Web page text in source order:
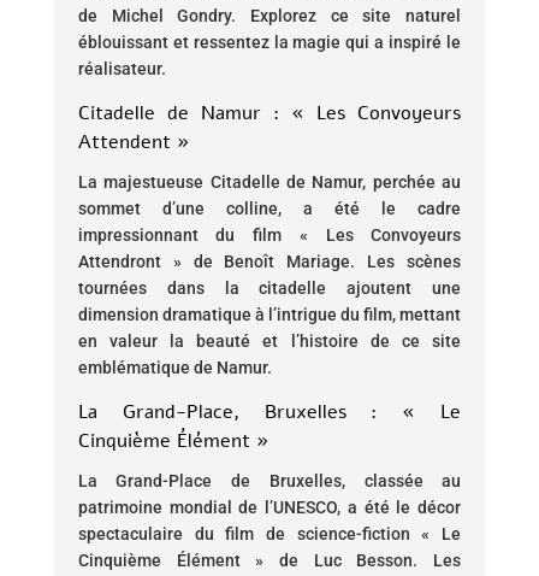
de Michel Gondry. Explorez ce site naturel
éblouissant et ressentez la magie qui a inspiré le
réalisateur.
Citadelle de Namur : « Les Convoyeurs
Attendent »
La majestueuse Citadelle de Namur, perchée au
sommet d’une colline, a été le cadre
impressionnant du film « Les Convoyeurs
Attendront » de Benoît Mariage. Les scènes
tournées dans la citadelle ajoutent une
dimension dramatique à l’intrigue du film, mettant
en valeur la beauté et l’histoire de ce site
emblématique de Namur.
La Grand-Place, Bruxelles : « Le
Cinquième Élément »
La Grand-Place de Bruxelles, classée au
patrimoine mondial de l’UNESCO, a été le décor
spectaculaire du film de science-fiction « Le
Cinquième Élément » de Luc Besson. Les